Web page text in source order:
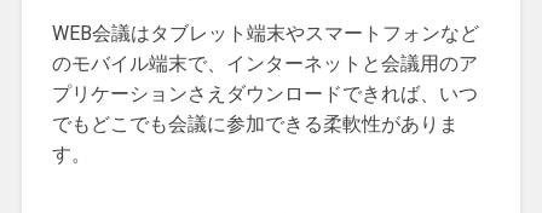
WEB会議はタブレット端末やスマートフォンなど
のモバイル端末で、インターネットと会議用のア
プリケーションさえダウンロードできれば、いつ
でもどこでも会議に参加できる柔軟性がありま
す。